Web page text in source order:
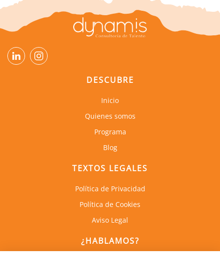
DESCUBRE
Inicio
Quienes somos
Programa
Blog
TEXTOS LEGALES
Política de Privacidad
Política de Cookies
Aviso Legal
¿HABLAMOS?